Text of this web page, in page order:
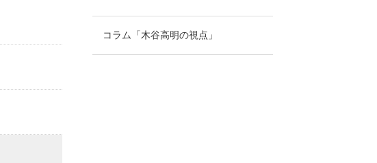
コラム「木谷高明の視点」